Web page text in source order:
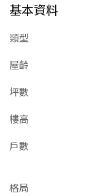
基本資料
類型
屋齡
坪數
樓高
戶數
格局